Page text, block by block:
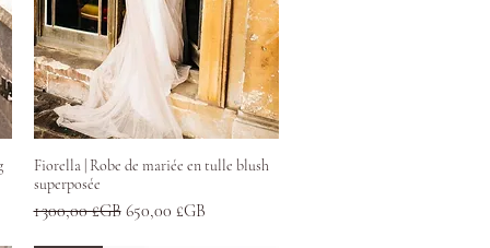
Aperçu rapide
Fiorella | Robe de mariée en tulle blush
superposée
Prix original
1 300,00 £GB Prix promotionnel
650,00 £GB